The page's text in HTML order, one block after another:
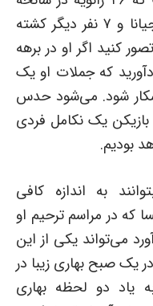
سقوط هواپیما همراه با دخترش جیانا و ۷ نفر دیگر کشته
کنید اگر او در برهه
که جملات او یک
شود. می‌شود حدس
یک نکامل فردی
بودیم.
به اندازه کافی
که در مراسم ترحیم او
می‌تواند یکی از این
یک صبح بهاری زیبا در
دو لحظه بهاری